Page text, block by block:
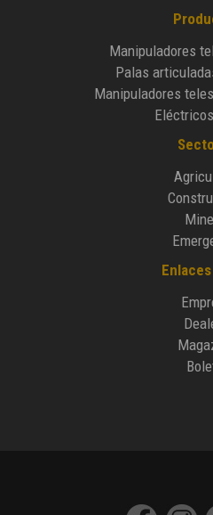
Manipuladores
Palas
Manipuladores